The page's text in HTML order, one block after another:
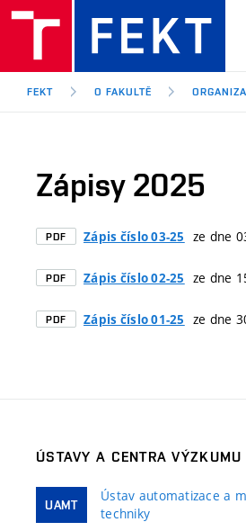
FEKT O FAKULTĚ
Zápisy 2025
PDF Zápis číslo 03-25 ze dne
PDF Zápis číslo 02-25 ze dne
PDF Zápis číslo 01-25 ze dne
ÚSTAVY A CENTRA VÝZKUMU
UAMT
Ústav automatizace a
techniky